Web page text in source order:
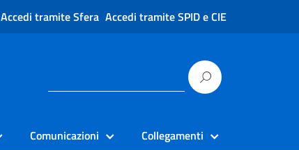
Accedi tramite Sfera Accedi tramite SPID e CIE
Comunicazioni Collegamenti